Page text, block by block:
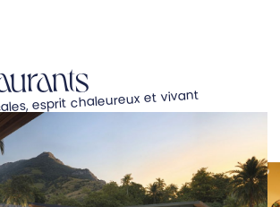
esprit chaleureux et vivant